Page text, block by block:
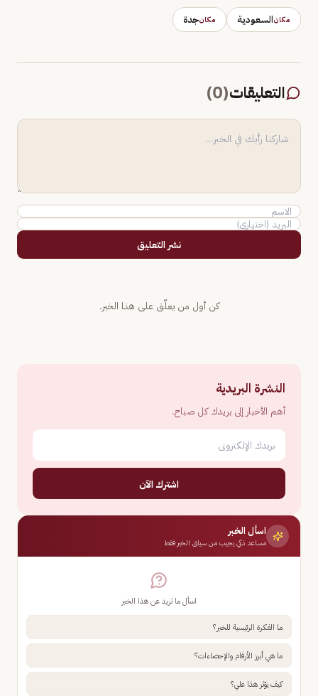
مكانالسعودية مكانجدة
التعليقات(
0
)
نشر التعليق
كن أول من يعلّق على هذا الخبر.
النشرة البريدية
أهم الأخبار إلى بريدك كل صباح.
اشترك الآن
اسأل الخبر
مساعد ذكي يجيب من سياق الخبر فقط
اسأل ما تريد عن هذا الخبر
ما الفكرة الرئيسية للخبر؟
ما هي أبرز الأرقام والإحصاءات؟
كيف يؤثر هذا علي؟